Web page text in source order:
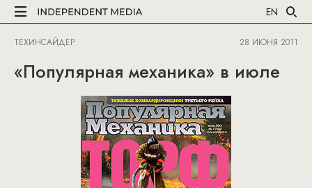
EN
ТЕХИНСАЙДЕР 28 ИЮНЯ 2011
«Популярная механика» в июле